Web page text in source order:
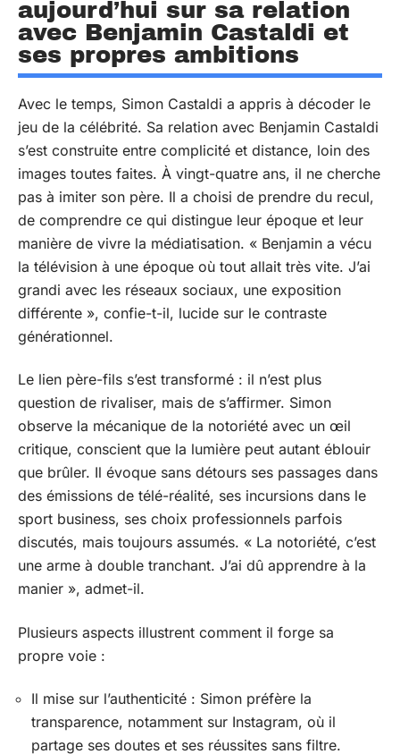
aujourd’hui sur sa relation
avec Benjamin Castaldi et
ses propres ambitions
Avec le temps, Simon Castaldi a appris à décoder le
jeu de la célébrité. Sa relation avec Benjamin Castaldi
s’est construite entre complicité et distance, loin des
images toutes faites. À vingt-quatre ans, il ne cherche
pas à imiter son père. Il a choisi de prendre du recul,
de comprendre ce qui distingue leur époque et leur
manière de vivre la médiatisation. « Benjamin a vécu
la télévision à une époque où tout allait très vite. J’ai
grandi avec les réseaux sociaux, une exposition
différente », confie-t-il, lucide sur le contraste
générationnel.
Le lien père-fils s’est transformé : il n’est plus
question de rivaliser, mais de s’affirmer. Simon
observe la mécanique de la notoriété avec un œil
critique, conscient que la lumière peut autant éblouir
que brûler. Il évoque sans détours ses passages dans
des émissions de télé-réalité, ses incursions dans le
sport business, ses choix professionnels parfois
discutés, mais toujours assumés. « La notoriété, c’est
une arme à double tranchant. J’ai dû apprendre à la
manier », admet-il.
Plusieurs aspects illustrent comment il forge sa
propre voie :
Il mise sur l’authenticité : Simon préfère la
transparence, notamment sur Instagram, où il
partage ses doutes et ses réussites sans filtre.